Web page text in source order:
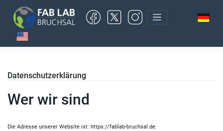
content
Datenschutzerklärung
Wer wir sind
Die Adresse unserer Website ist: https://fablab-bruchsal.de.